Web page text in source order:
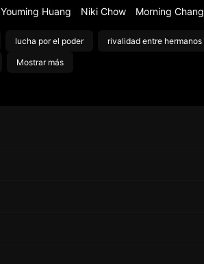
Youming Huang Niki Chow Morning Chang
lucha por el poder rivalidad entre hermanos
Mostrar más